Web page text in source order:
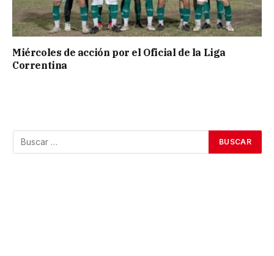
Miércoles de acción por el Oficial de la Liga
Correntina